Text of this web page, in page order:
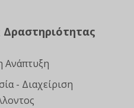
Δραστηριότητας
Ανάπτυξη
- Διαχείριση